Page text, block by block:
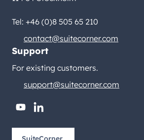
Tel: +46 (0)8 505 65 210
contact@suitecorner.com
Support
For existing customers.
support@suitecorner.com
youtubelinkedin